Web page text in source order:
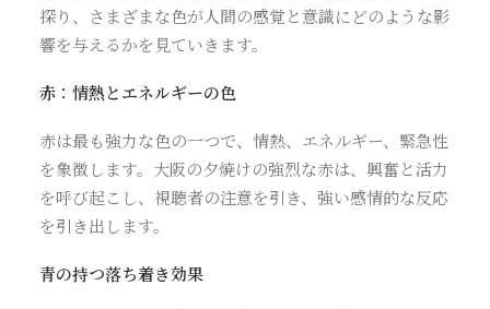
探り、さまざまな色が人間の感覚と意識にどのような影
響を与えるかを見ていきます。
赤：情熱とエネルギーの色
赤は最も強力な色の一つで、情熱、エネルギー、緊急性
を象徴します。大阪の夕焼けの強烈な赤は、興奮と活力
を呼び起こし、視聴者の注意を引き、強い感情的な反応
を引き出します。
青の持つ落ち着き効果